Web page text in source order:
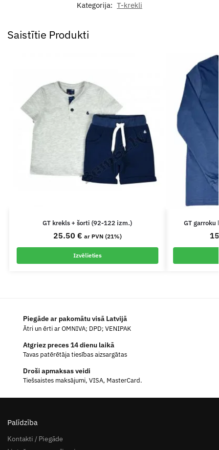
Kategorija: T-krekli
Saistītie Produkti
GT krekls + šorti (92-122 izm.)
25.50 € ar PVN (21%)
Izvēlieties
GT
Piegāde ar pakomātu visā Latvijā
Ātri un ērti ar OMNIVA; DPD; VENIPAK
Atgriez preces 14 dienu laikā
Tavas patērētāja tiesības aizsargātas
Droši apmaksas veidi
Tiešsaistes maksājumi, VISA, MasterCard.
Palīdzība
Kontakti / Piegāde